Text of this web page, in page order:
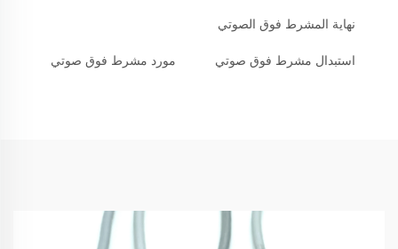
نهاية المشرط فوق الصوتي
استبدال مشرط فوق صوتي مورد مشرط فوق صوتي